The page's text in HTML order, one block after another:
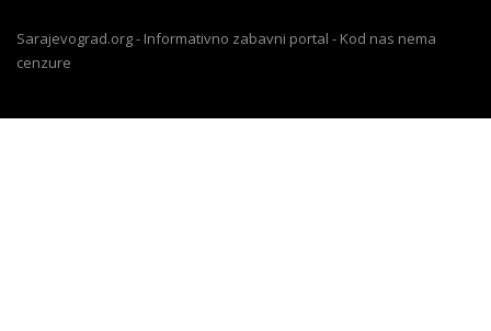
Sarajevograd.org - Informativno zabavni portal - Kod nas nema
cenzure